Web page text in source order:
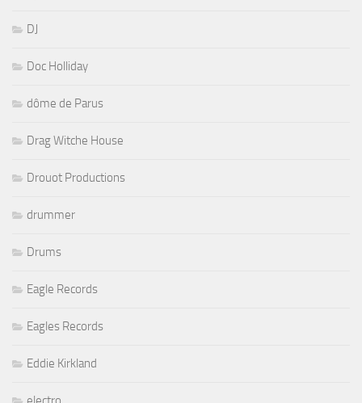
DJ
Doc Holliday
dôme de Parus
Drag Witche House
Drouot Productions
drummer
Drums
Eagle Records
Eagles Records
Eddie Kirkland